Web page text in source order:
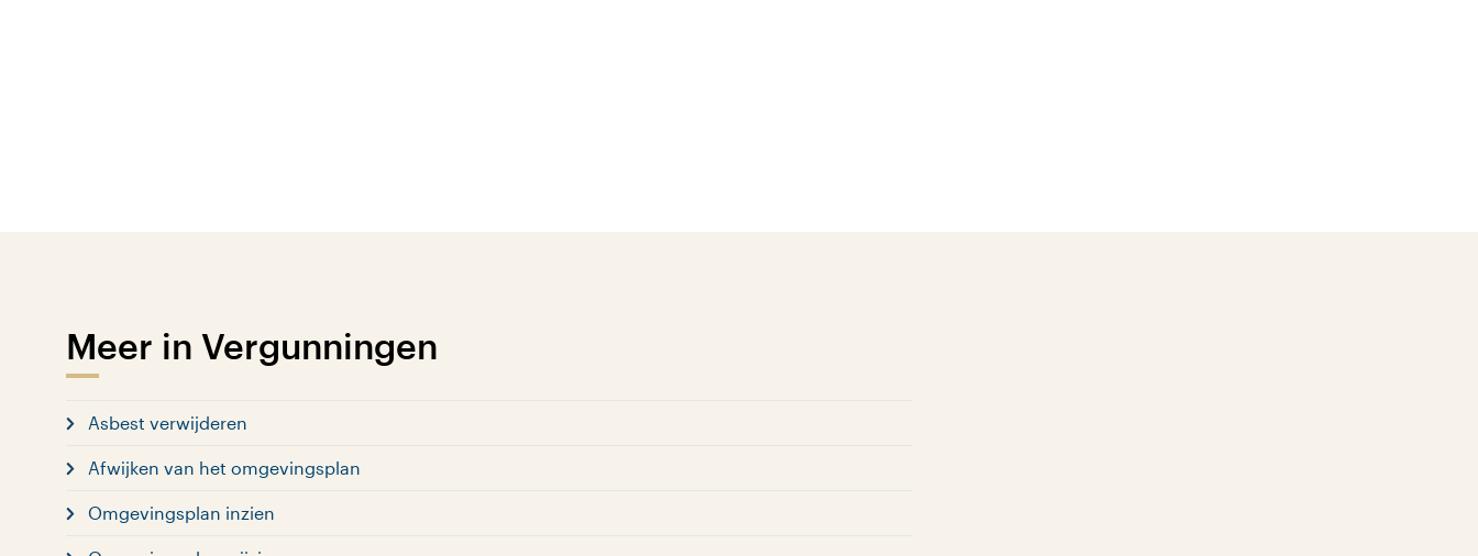
Meer in Vergunningen
Asbest verwijderen
Afwijken van het omgevingsplan
Omgevingsplan inzien